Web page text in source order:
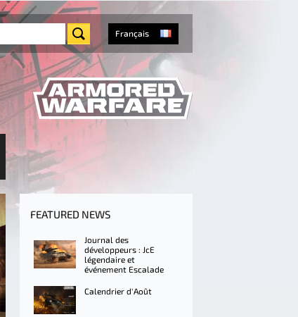
Français
FEATURED NEWS
Journal des
développeurs : JcE
légendaire et
événement Escalade
Calendrier d'Août